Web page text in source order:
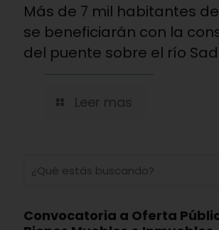
Más de 7 mil habitantes
se beneficiarán con la
del puente sobre el río
Leer mas
Convocatoria a Oferta